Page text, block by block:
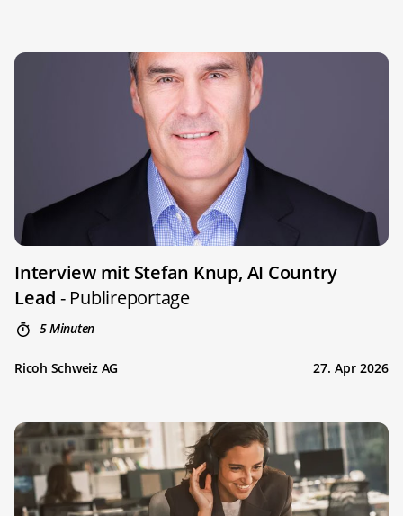
Interview mit Stefan Knup, AI Country
Lead - Publireportage
5 Minuten
Ricoh Schweiz AG 27. Apr 2026